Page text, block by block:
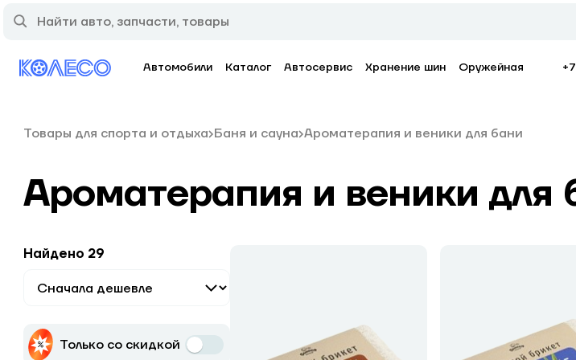
Автомобили Каталог Автосервис Хранение шин Оружейная
Товары для спорта и отдыха Баня и сауна Ароматерапия и веники для бани
Ароматерапия и веники для
Найдено 29
Только со скидкой